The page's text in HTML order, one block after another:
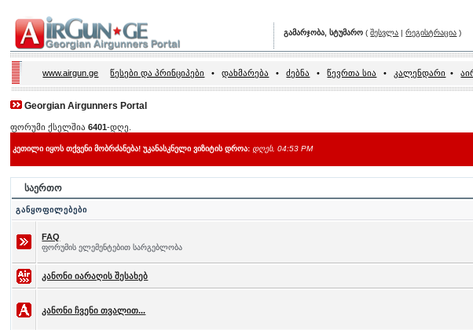
გამარჯობა, სტუმარო (შესვლა |რეგისტრაცია )
www.airgun.ge წესები და პრინციპები • დახმარება • ძებნა • წევრთა სია • კალენდარი •
Georgian Airgunners Portal
ფორუმი ქსელშია6401-დღე.
კეთილი იყოს თქვენი მობრძანება! უკანასკნელი ვიზიტის დროა: დღეს, 04:53 PM
საერთო
განყოფილებები
FAQ
ფორუმის ელემენტებით სარგებლობა
კანონი იარაღის შესახებ
კანონი ჩვენი თვალით...